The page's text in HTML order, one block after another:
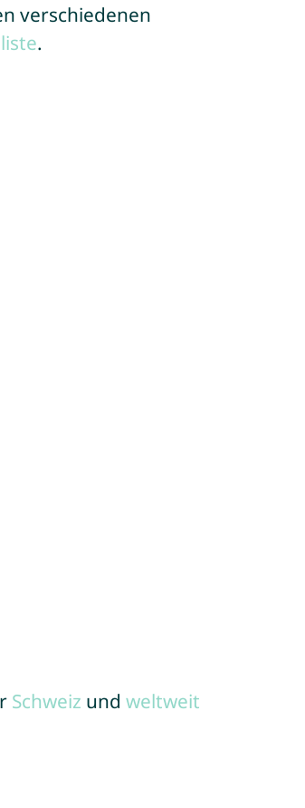
verschiedenen
.
Schweiz und weltweit